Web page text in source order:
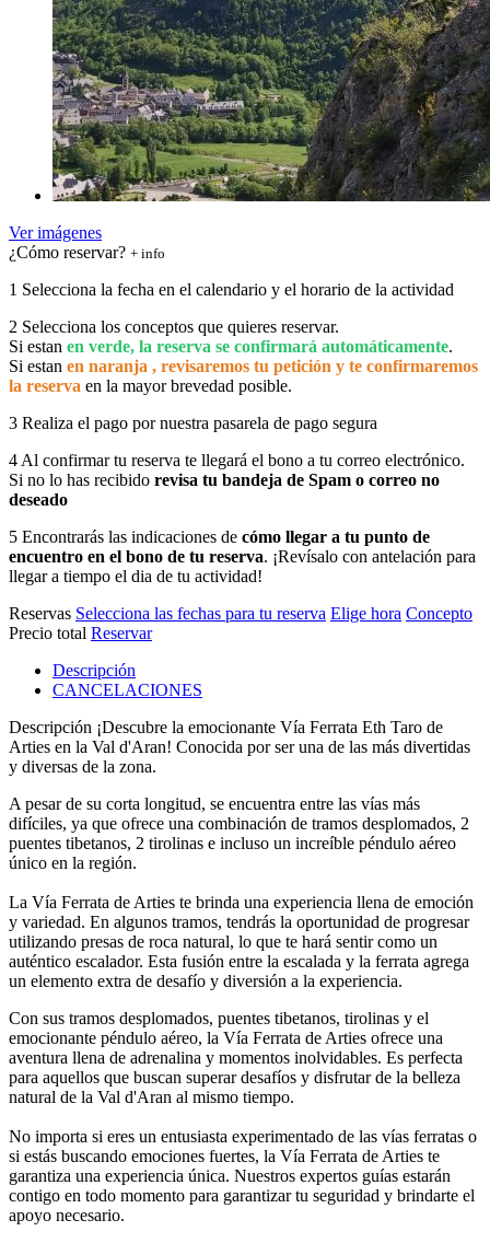
Ver imágenes
¿Cómo reservar? + info
1 Selecciona la fecha en el calendario y el horario de la actividad
2 Selecciona los conceptos que quieres reservar.
Si estan en verde, la reserva se confirmará automáticamente.
Si estan en naranja , revisaremos tu petición y te confirmaremos
la reserva en la mayor brevedad posible.
3 Realiza el pago por nuestra pasarela de pago segura
4 Al confirmar tu reserva te llegará el bono a tu correo electrónico.
Si no lo has recibido revisa tu bandeja de Spam o correo no
deseado
5 Encontrarás las indicaciones de cómo llegar a tu punto de
encuentro en el bono de tu reserva. ¡Revísalo con antelación para
llegar a tiempo el dia de tu actividad!
Reservas Selecciona las fechas para tu reserva Elige hora Concepto
Precio total Reservar
Descripción
CANCELACIONES
Descripción ¡Descubre la emocionante Vía Ferrata Eth Taro de
Arties en la Val d'Aran! Conocida por ser una de las más divertidas
y diversas de la zona.
A pesar de su corta longitud, se encuentra entre las vías más
difíciles, ya que ofrece una combinación de tramos desplomados, 2
puentes tibetanos, 2 tirolinas e incluso un increíble péndulo aéreo
único en la región.
La Vía Ferrata de Arties te brinda una experiencia llena de emoción
y variedad. En algunos tramos, tendrás la oportunidad de progresar
utilizando presas de roca natural, lo que te hará sentir como un
auténtico escalador. Esta fusión entre la escalada y la ferrata agrega
un elemento extra de desafío y diversión a la experiencia.
Con sus tramos desplomados, puentes tibetanos, tirolinas y el
emocionante péndulo aéreo, la Vía Ferrata de Arties ofrece una
aventura llena de adrenalina y momentos inolvidables. Es perfecta
para aquellos que buscan superar desafíos y disfrutar de la belleza
natural de la Val d'Aran al mismo tiempo.
No importa si eres un entusiasta experimentado de las vías ferratas o
si estás buscando emociones fuertes, la Vía Ferrata de Arties te
garantiza una experiencia única. Nuestros expertos guías estarán
contigo en todo momento para garantizar tu seguridad y brindarte el
apoyo necesario.